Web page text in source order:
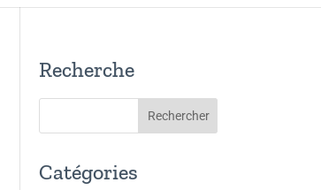
Recherche
Catégories